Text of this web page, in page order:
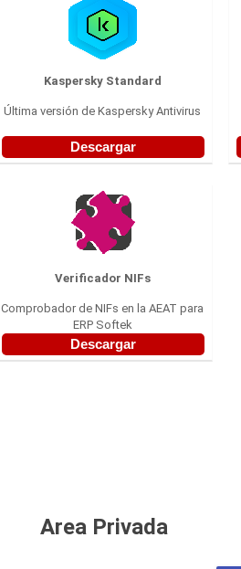
Kaspersky Standard
Última versión de Kaspersky Antivirus
Descargar
Verificador NIFs
Comprobador de NIFs en la AEAT para
ERP Softek
Descargar
Area Privada